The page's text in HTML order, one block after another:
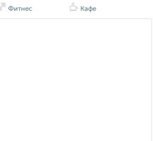
Фитнес Кафе